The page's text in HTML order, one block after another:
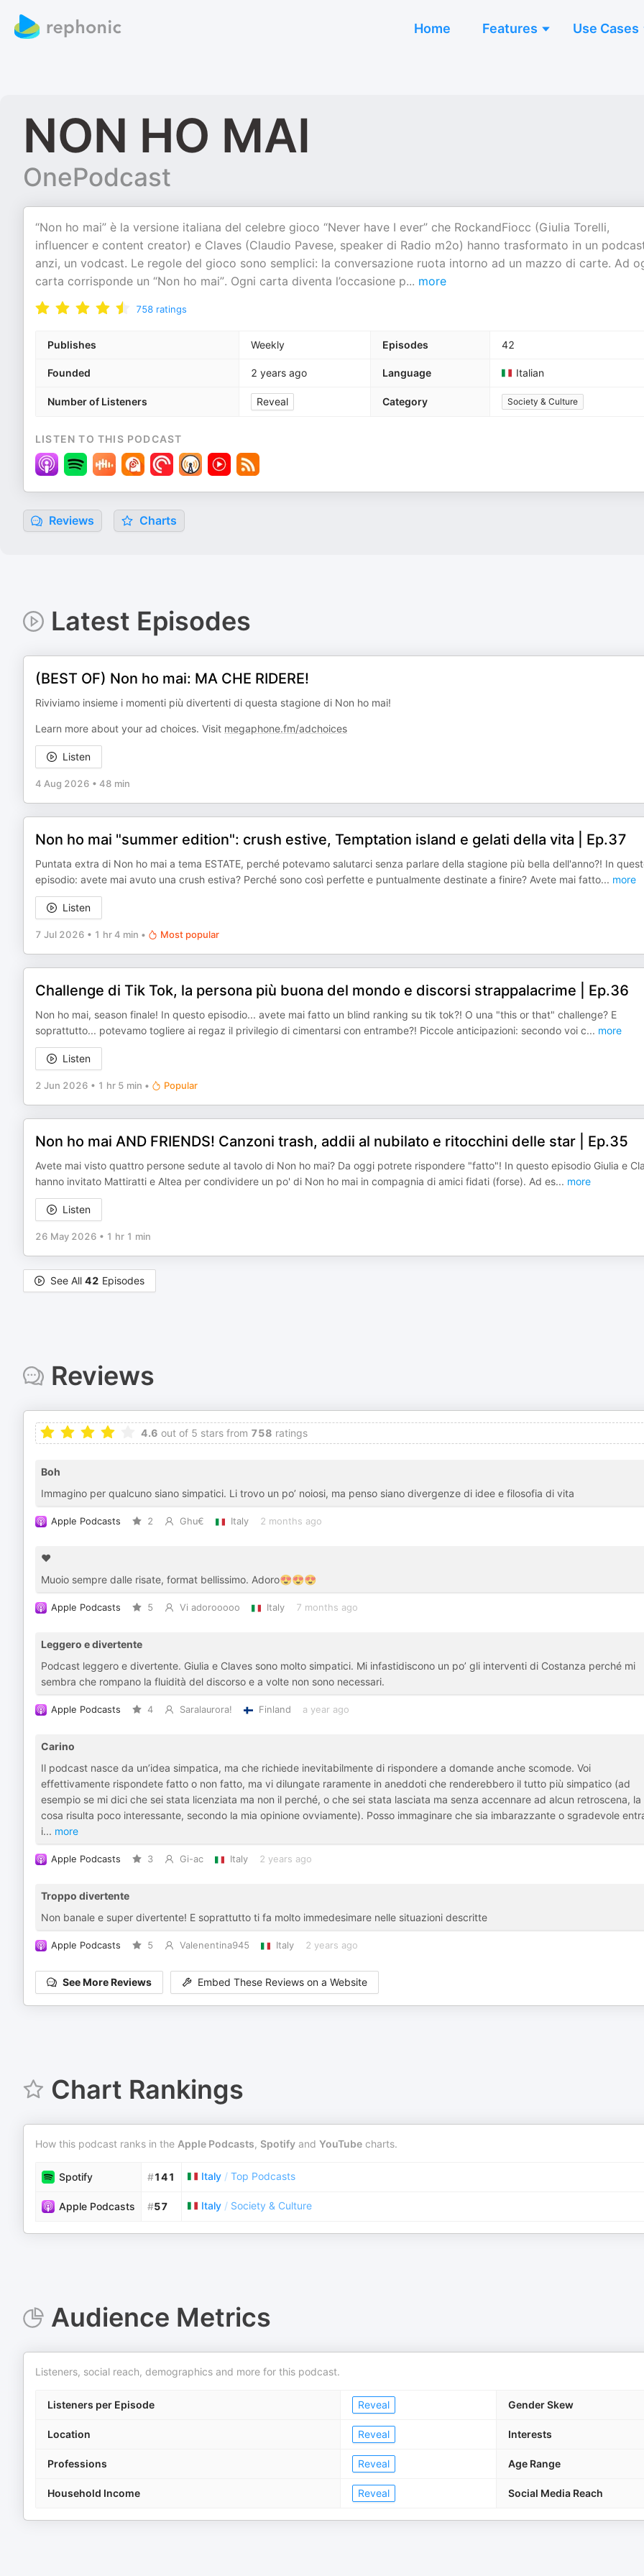
Home Features Use Cases
NON HO MAI
OnePodcast
“Non ho mai” è la versione italiana del celebre gioco “Never have I ever” che RockandFiocc (Giulia Torelli,
influencer e content creator) e Claves (Claudio Pavese, speaker di Radio m2o) hanno trasformato in un
anzi, un vodcast. Le regole del gioco sono semplici: la conversazione ruota intorno ad un mazzo di carte. Ad
carta corrisponde un “Non ho mai”. Ogni carta diventa l’occasione p... more
758 ratings
Publishes Weekly Episodes 42
Founded 2 years ago Language Italian
Number of Listeners Reveal Category Society & Culture
LISTEN TO THIS PODCAST
Reviews Charts
Latest Episodes
(BEST OF) Non ho mai: MA CHE RIDERE!
Riviviamo insieme i momenti più divertenti di questa stagione di Non ho mai!
Learn more about your ad choices. Visit megaphone.fm/adchoices
Listen
4 Aug 2026 • 48 min
Non ho mai "summer edition": crush estive, Temptation island e gelati della vita | Ep.37
Puntata extra di Non ho mai a tema ESTATE, perché potevamo salutarci senza parlare della stagione più bella dell'anno?! In
episodio: avete mai avuto una crush estiva? Perché sono così perfette e puntualmente destinate a finire? Avete mai fatto... more
Listen
7 Jul 2026 • 1 hr 4 min • Most popular
Challenge di Tik Tok, la persona più buona del mondo e discorsi strappalacrime | Ep.36
Non ho mai, season finale! In questo episodio... avete mai fatto un blind ranking su tik tok?! O una "this or that" challenge? E
soprattutto... potevamo togliere ai regaz il privilegio di cimentarsi con entrambe?! Piccole anticipazioni: secondo voi c... more
Listen
2 Jun 2026 • 1 hr 5 min • Popular
Non ho mai AND FRIENDS! Canzoni trash, addii al nubilato e ritocchini delle star | Ep.35
Avete mai visto quattro persone sedute al tavolo di Non ho mai? Da oggi potrete rispondere "fatto"! In questo episodio Giulia e
hanno invitato Mattiratti e Altea per condividere un po' di Non ho mai in compagnia di amici fidati (forse). Ad es... more
Listen
26 May 2026 • 1 hr 1 min
See All 42 Episodes
Reviews
4.6 out of 5 stars from 758 ratings
Boh
Immagino per qualcuno siano simpatici. Li trovo un po’ noiosi, ma penso siano divergenze di idee e filosofia di vita
Apple Podcasts 2 Ghu€ Italy 2 months ago
❤️
Muoio sempre dalle risate, format bellissimo. Adoro😍😍😍
Apple Podcasts 5 Vi adorooooo Italy 7 months ago
Leggero e divertente
Podcast leggero e divertente. Giulia e Claves sono molto simpatici. Mi infastidiscono un po’ gli interventi di Costanza perché mi
sembra che rompano la fluidità del discorso e a volte non sono necessari.
Apple Podcasts 4 Saralaurora! Finland a year ago
Carino
Il podcast nasce da un’idea simpatica, ma che richiede inevitabilmente di rispondere a domande anche scomode. Voi
effettivamente rispondete fatto o non fatto, ma vi dilungate raramente in aneddoti che renderebbero il tutto più simpatico (ad
esempio se mi dici che sei stata licenziata ma non il perché, o che sei stata lasciata ma senza accennare ad alcun retroscena, la
cosa risulta poco interessante, secondo la mia opinione ovviamente). Posso immaginare che sia imbarazzante o sgradevole
i... more
Apple Podcasts 3 Gi-ac Italy 2 years ago
Troppo divertente
Non banale e super divertente! E soprattutto ti fa molto immedesimare nelle situazioni descritte
Apple Podcasts 5 Valenentina945 Italy 2 years ago
See More Reviews Embed These Reviews on a Website
Chart Rankings
How this podcast ranks in the Apple Podcasts, Spotify and YouTube charts.
Spotify #141 Italy / Top Podcasts
Apple Podcasts #57 Italy / Society & Culture
Audience Metrics
Listeners, social reach, demographics and more for this podcast.
Listeners per Episode Reveal Gender Skew
Location Reveal Interests
Professions Reveal Age Range
Household Income Reveal Social Media Reach